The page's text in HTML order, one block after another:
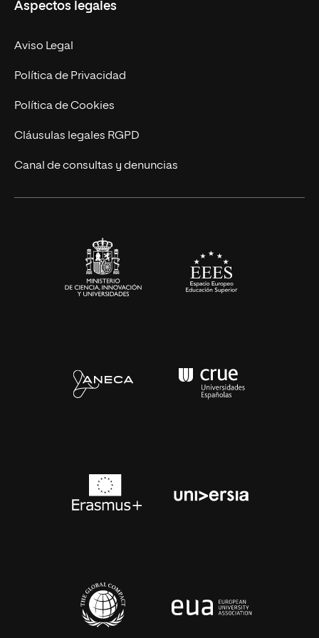
Doctorados
Experto Universitario
Postgrados
Cursos Universitarios
Facultades
Nuestro Equipo
Trabaja en UNIR
Actualidad
UNIR Revista
Eventos
Aspectos legales
Aviso Legal
Política de Privacidad
Política de Cookies
Cláusulas legales RGPD
Canal de consultas y denuncias